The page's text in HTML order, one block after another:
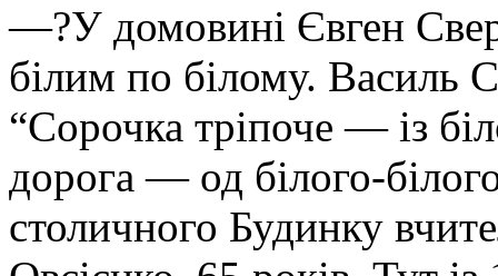
—?У домовині Євген
білим по білому. Василь
“Сорочка тріпоче — із
дорога — од білого-
столичного Будинку